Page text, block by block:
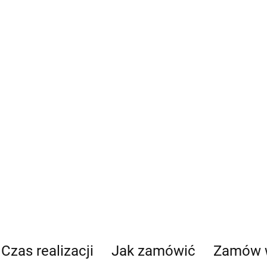
Czas realizacji Jak zamówić Zamów